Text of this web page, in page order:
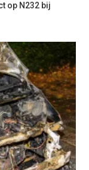
op N232 bij